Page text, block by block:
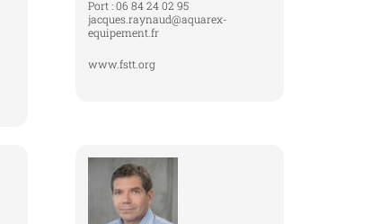
Port : 06 84 24 02 95
jacques.raynaud@aquarex-
equipement.fr
www.fstt.org